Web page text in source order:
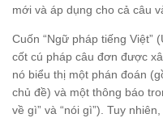
mới và áp dụng cho cả câu
Cuốn “Ngữ pháp tiếng Việt”
cốt cú pháp câu đơn được
nó biểu thị một phán đoán
chủ đề) và một thông báo
về gì” và “nói gì”). Tuy